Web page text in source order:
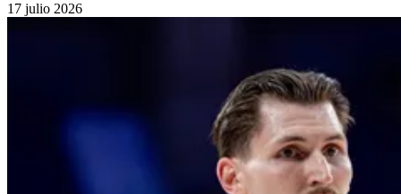
17 julio 2026